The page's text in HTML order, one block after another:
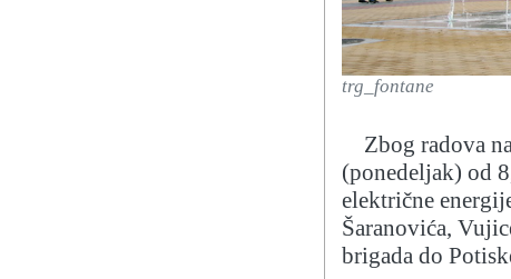
trg_fontane
Zbog radova
(ponedeljak) od
električne
Šaranovića,
brigada do